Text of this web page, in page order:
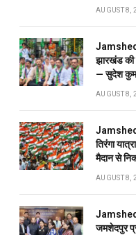
AUGUST 8,
झारखंड की
— सुदेश
AUGUST 8,
तिरंगा
मैदान से
AUGUST 8,
जमशेदपुर